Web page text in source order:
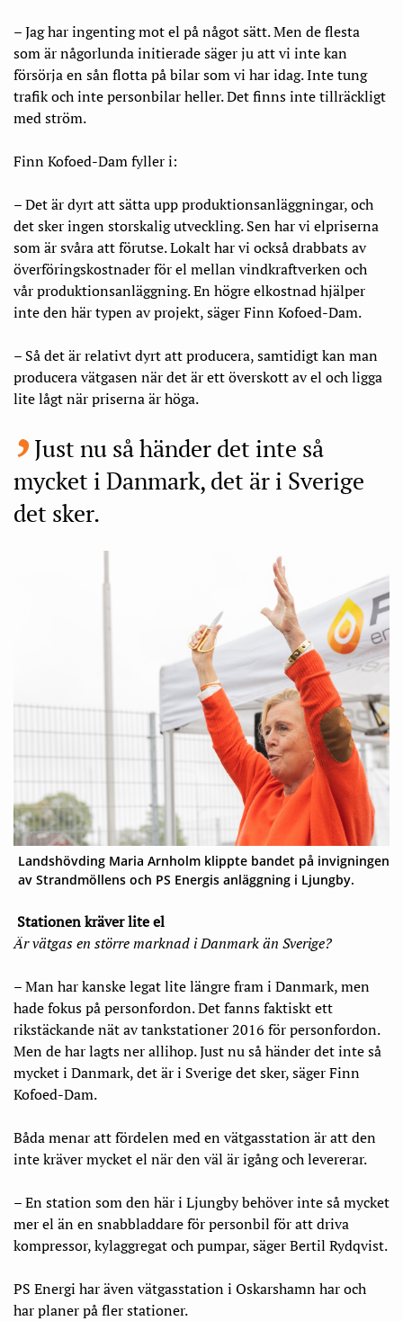
– Jag har ingenting mot el på något sätt. Men de flesta
som är någorlunda initierade säger ju att vi inte kan
försörja en sån flotta på bilar som vi har idag. Inte tung
trafik och inte personbilar heller. Det finns inte tillräckligt
med ström.
Finn Kofoed-Dam fyller i:
– Det är dyrt att sätta upp produktionsanläggningar, och
det sker ingen storskalig utveckling. Sen har vi elpriserna
som är svåra att förutse. Lokalt har vi också drabbats av
överföringskostnader för el mellan vindkraftverken och
vår produktionsanläggning. En högre elkostnad hjälper
inte den här typen av projekt, säger Finn Kofoed-Dam.
– Så det är relativt dyrt att producera, samtidigt kan man
producera vätgasen när det är ett överskott av el och ligga
lite lågt när priserna är höga.
Just nu så händer det inte så
mycket i Danmark, det är i Sverige
det sker.
Landshövding Maria Arnholm klippte bandet på invigningen
av Strandmöllens och PS Energis anläggning i Ljungby.
Stationen kräver lite el
Är vätgas en större marknad i Danmark än Sverige?
– Man har kanske legat lite längre fram i Danmark, men
hade fokus på personfordon. Det fanns faktiskt ett
rikstäckande nät av tankstationer 2016 för personfordon.
Men de har lagts ner allihop. Just nu så händer det inte så
mycket i Danmark, det är i Sverige det sker, säger Finn
Kofoed-Dam.
Båda menar att fördelen med en vätgasstation är att den
inte kräver mycket el när den väl är igång och levererar.
– En station som den här i Ljungby behöver inte så mycket
mer el än en snabbladdare för personbil för att driva
kompressor, kylaggregat och pumpar, säger Bertil Rydqvist.
PS Energi har även vätgasstation i Oskarshamn har och
har planer på fler stationer.